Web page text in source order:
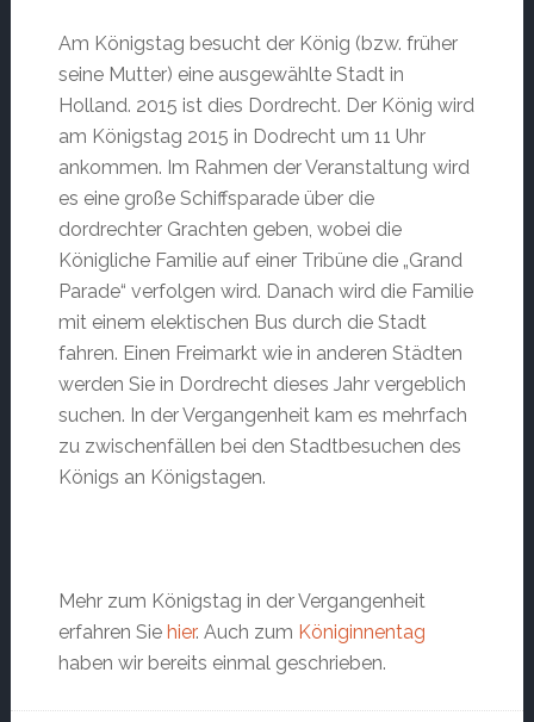
Am Königstag besucht der König (bzw. früher
seine Mutter) eine ausgewählte Stadt in
Holland. 2015 ist dies Dordrecht. Der König wird
am Königstag 2015 in Dodrecht um 11 Uhr
ankommen. Im Rahmen der Veranstaltung wird
es eine große Schiffsparade über die
dordrechter Grachten geben, wobei die
Königliche Familie auf einer Tribüne die „Grand
Parade“ verfolgen wird. Danach wird die Familie
mit einem elektischen Bus durch die Stadt
fahren. Einen Freimarkt wie in anderen Städten
werden Sie in Dordrecht dieses Jahr vergeblich
suchen. In der Vergangenheit kam es mehrfach
zu zwischenfällen bei den Stadtbesuchen des
Königs an Königstagen.
Mehr zum Königstag in der Vergangenheit
erfahren Sie hier. Auch zum Königinnentag
haben wir bereits einmal geschrieben.